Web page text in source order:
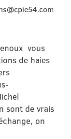
vous
de haies
sont de vrais
on